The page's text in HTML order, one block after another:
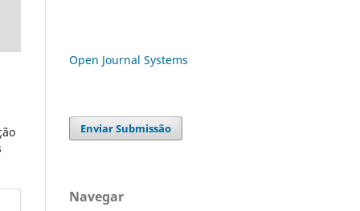
Open Journal Systems
Enviar Submissão
Navegar